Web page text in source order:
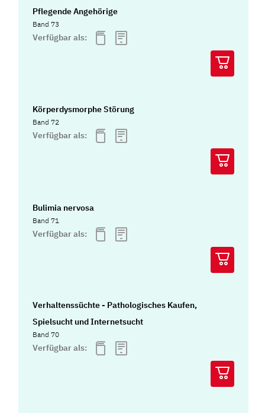
Pflegende Angehörige
Band 73
Verfügbar als:
Körperdysmorphe Störung
Band 72
Verfügbar als:
Bulimia nervosa
Band 71
Verfügbar als:
Verhaltenssüchte - Pathologisches Kaufen,
Spielsucht und Internetsucht
Band 70
Verfügbar als: